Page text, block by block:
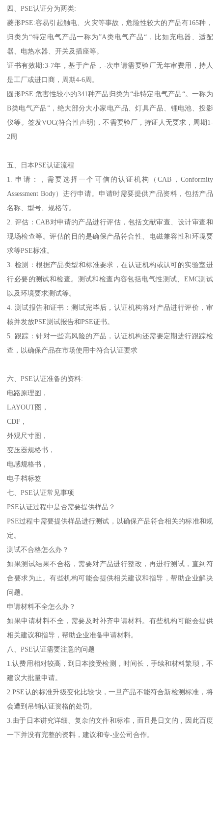
四、PSE认证分为两类:
菱形PSE:容易引起触电、火灾等事故，危险性较大的产品有165种，
归类为“特定电气产品一称为”A类电气产品“，比如充电器、适配
器、电热水器、开关及插座等。
证书有效期:3-7年，基于产品，-次申请需要验厂无年审费用，持人
是工厂或进口商，周期4-6周。
圆形PSE:危害性较小的341种产品归类为“非特定电气产品“。一称为
B类电气产品”，绝大部分大小家电产品、灯具产品、锂电池、投影
仪等。签发VOC(符合性声明)，不需要验厂，持证人无要求，周期1-
2周
五、日本PSE认证流程
1. 申请：，需要选择一个可信的认证机构（CAB，Conformity
Assessment Body）进行申请。申请时需要提供产品资料，包括产品
名称、型号、规格等。
2. 评估：CAB对申请的产品进行评估，包括文献审查、设计审查和
现场检查等。评估的目的是确保产品符合性、电磁兼容性和环境要
求等PSE标准。
3. 检测：根据产品类型和标准要求，在认证机构或认可的实验室进
行必要的测试和检查。测试和检查内容包括电气性测试、EMC测试
以及环境要求测试等。
4. 测试报告和证书：测试完毕后，认证机构将对产品进行评价，审
核并发放PSE测试报告和PSE证书。
5. 跟踪：针对一些高风险的产品，认证机构还需要定期进行跟踪检
查，以确保产品在市场使用中符合认证要求
六、PSE认证准备的资料:
电路原理图，
LAYOUT图，
CDF，
外观尺寸图，
变压器规格书，
电感规格书，
电子档标签
七、PSE认证常见事项
PSE认证过程中是否需要提供样品？
PSE过程中需要提供样品进行测试，以确保产品符合相关的标准和规
定。
测试不合格怎么办？
如果测试结果不合格，需要对产品进行整改，再进行测试，直到符
合要求为止。有些机构可能会提供相关建议和指导，帮助企业解决
问题。
申请材料不全怎么办？
如果申请材料不全，需要及时补齐申请材料。有些机构可能会提供
相关建议和指导，帮助企业准备申请材料。
八、PSE认证需要注意的问题
1.认费用相对较高，到日本接受检测，时间长，手续和材料繁琐，不
建议大批量申请。
2.PSE认的标准升级变化比较快，一旦产品不能符合新检测标准，将
会遭到吊销认证资格的处罚。
3.由于日本讲究详细、复杂的文件和标准，而且是日文的，因此百度
一下并没有完整的资料，建议和专-业公司合作。